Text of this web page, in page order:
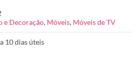
e Decoração, Móveis, Móveis de TV
10 dias úteis